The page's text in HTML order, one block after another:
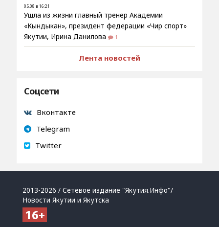
05.08 в 16:21
Ушла из жизни главный тренер Академии
«Кындыкан», президент федерации «Чир спорт»
Якутии, Ирина Данилова
1
Лента новостей
Соцсети
Вконтакте
Telegram
Twitter
2013-2026 / Сетевое издание "Якутия.Инфо"/
Новости Якутии и Якутска